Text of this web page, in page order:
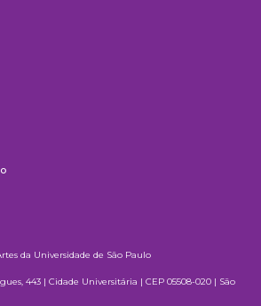
da Universidade de São Paulo
443 | Cidade Universitária | CEP 05508-020 | São